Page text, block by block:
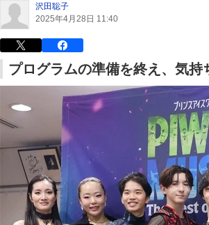
沢田聡子
2025年4月28日 11:40
プログラムの準備を終え、気持